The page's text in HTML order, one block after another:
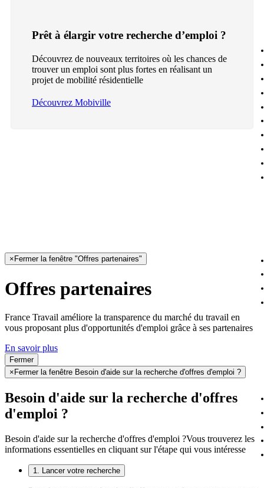
Prêt à élargir votre recherche d’emploi ?
Découvrez de nouveaux territoires où les chances de
trouver un emploi sont plus fortes en réalisant un
projet de mobilité résidentielle
Découvrez Mobiville
× Fermer la fenêtre "Offres partenaires"
Offres partenaires
France Travail améliore la transparence du marché du travail en
vous proposant plus d'opportunités d'emploi grâce à ses partenaires
En savoir plus
Fermer
× Fermer la fenêtre Besoin d'aide sur la recherche d'offres d'emploi ?
Besoin d'aide sur la recherche d'offres
d'emploi ?
Besoin d'aide sur la recherche d'offres d'emploi ?Vous trouverez les
informations essentielles en cliquant sur l'étape qui vous intéresse
1. Lancer votre recherche